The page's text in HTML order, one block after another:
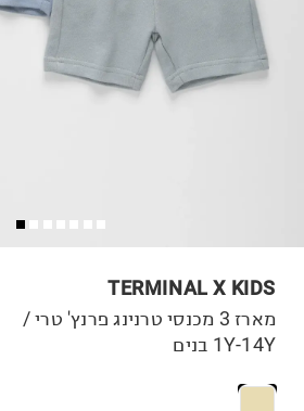
TERMINAL X KIDS
מארז 3 מכנסי טרנינג פרנץ' טרי /
1Y-14Y בנים